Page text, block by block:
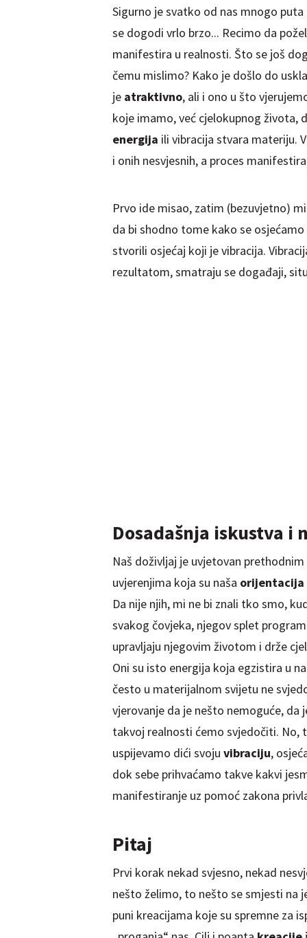
Sigurno je svatko od nas mnogo
se dogodi vrlo brzo... Recimo da
manifestira u realnosti. Što se još
čemu mislimo? Kako je došlo do
je atraktivno, ali i ono u što
koje imamo, već cjelokupnog života,
energija ili vibracija stvara materiju.
i onih nesvjesnih, a proces
Prvo ide misao, zatim (bezuvjetno)
da bi shodno tome kako se
stvorili osjećaj koji je vibracija.
rezultatom, smatraju se događaji,
Dosadašnja iskustva
Naš doživljaj je uvjetovan
uvjerenjima koja su naša orijentacija
Da nije njih, mi ne bi znali tko smo,
svakog čovjeka, njegov splet
upravljaju njegovim životom i drže cjel
Oni su isto energija koja egzistira u
često u materijalnom svijetu ne
vjerovanje da je nešto nemoguće, da
takvoj realnosti ćemo svjedočiti. No,
uspijevamo dići svoju vibraciju,
dok sebe prihvaćamo takve kakvi
manifestiranje uz pomoć zakona
Pitaj
Prvi korak nekad svjesno, nekad
nešto želimo, to nešto se smjesti na
puni kreacijama koje su spremne za